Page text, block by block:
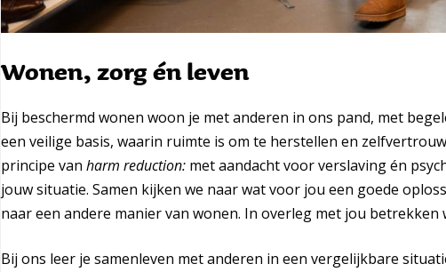
Wonen, zorg én leven
Bij beschermd wonen woon je met anderen in ons pand, met
een veilige basis, waarin ruimte is om te herstellen en
principe van harm reduction: met aandacht voor verslaving én
jouw situatie. Samen kijken we naar wat voor jou een goede
naar een andere manier van wonen. In overleg met jou
Bij ons leer je samenleven met anderen in een vergelijkbare